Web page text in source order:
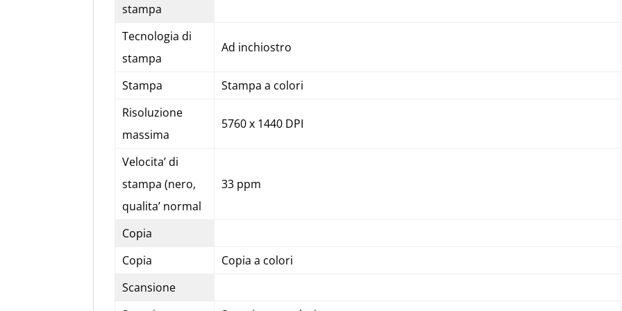
stampa
Tecnologia di
stampa
Ad inchiostro
Stampa
Stampa a colori
Risoluzione
massima
5760 x 1440 DPI
Velocita’ di
stampa (nero,
qualita’ normal
33 ppm
Copia
Copia
Copia a colori
Scansione